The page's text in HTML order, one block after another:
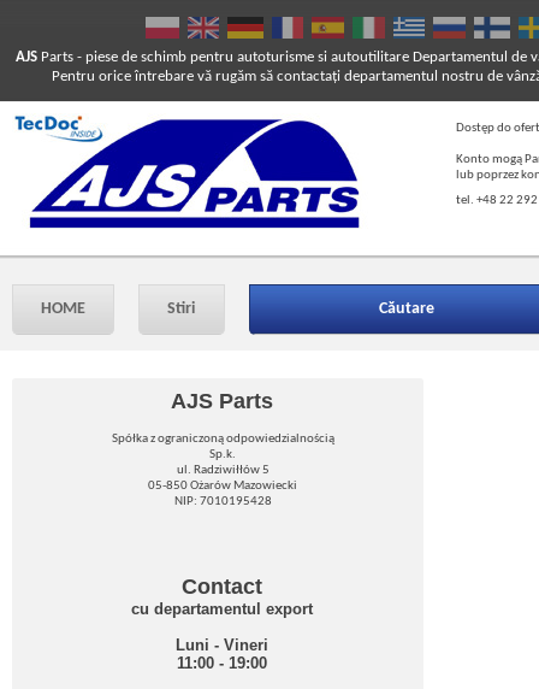
AJS Parts - piese de schimb pentru autoturisme si autoutilitare
Pentru orice întrebare vă rugăm să contactaţi departamentul nostru de
Departamentul de
Dostęp do
Konto mogą
lub poprzez
tel. +48 22
HOME Stiri Căutare
AJS Parts
Spółka z ograniczoną odpowiedzialnością
Sp.k.
ul. Radziwiłłów 5
05-850 Ożarów Mazowiecki
NIP: 7010195428
Contact
cu departamentul export
Luni - Vineri
11:00 - 19:00